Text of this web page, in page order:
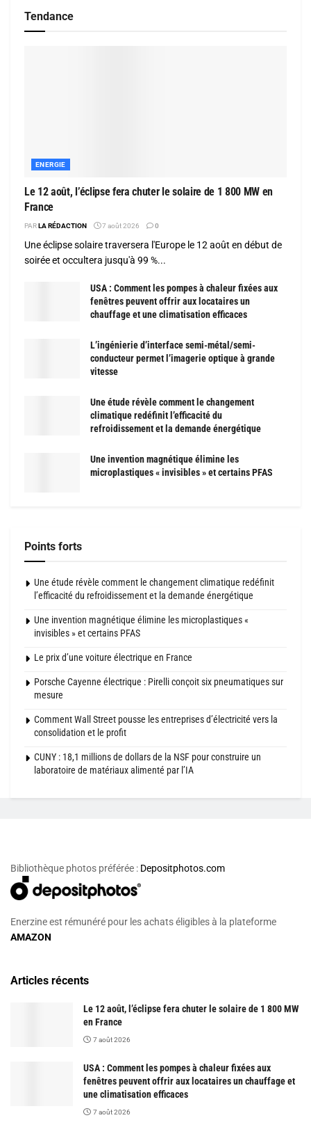
Tendance
ENERGIE
Le 12 août, l’éclipse fera chuter le solaire de 1 800 MW en
France
PARLA RÉDACTION 7 août 2026 0
Une éclipse solaire traversera l'Europe le 12 août en début de
soirée et occultera jusqu'à 99 %...
USA : Comment les pompes à chaleur fixées aux
fenêtres peuvent offrir aux locataires un
chauffage et une climatisation efficaces
L’ingénierie d’interface semi-métal/semi-
conducteur permet l’imagerie optique à grande
vitesse
Une étude révèle comment le changement
climatique redéfinit l’efficacité du
refroidissement et la demande énergétique
Une invention magnétique élimine les
microplastiques « invisibles » et certains PFAS
Points forts
Une étude révèle comment le changement climatique redéfinit
l’efficacité du refroidissement et la demande énergétique
Une invention magnétique élimine les microplastiques «
invisibles » et certains PFAS
Le prix d’une voiture électrique en France
Porsche Cayenne électrique : Pirelli conçoit six pneumatiques sur
mesure
Comment Wall Street pousse les entreprises d’électricité vers la
consolidation et le profit
CUNY : 18,1 millions de dollars de la NSF pour construire un
laboratoire de matériaux alimenté par l’IA
Bibliothèque photos préférée : Depositphotos.com
Enerzine est rémunéré pour les achats éligibles à la plateforme
AMAZON
Articles récents
Le 12 août, l’éclipse fera chuter le solaire de 1 800 MW
en France
7 août 2026
USA : Comment les pompes à chaleur fixées aux
fenêtres peuvent offrir aux locataires un chauffage et
une climatisation efficaces
7 août 2026